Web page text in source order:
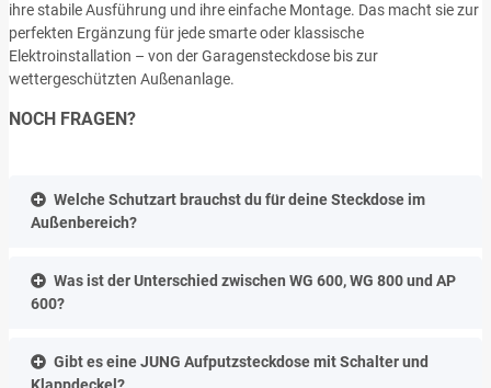
ihre stabile Ausführung und ihre einfache Montage. Das macht sie zur
perfekten Ergänzung für jede smarte oder klassische
Elektroinstallation – von der Garagensteckdose bis zur
wettergeschützten Außenanlage.
NOCH FRAGEN?
Welche Schutzart brauchst du für deine Steckdose im
Außenbereich?
Was ist der Unterschied zwischen WG 600, WG 800 und AP
600?
Gibt es eine JUNG Aufputzsteckdose mit Schalter und